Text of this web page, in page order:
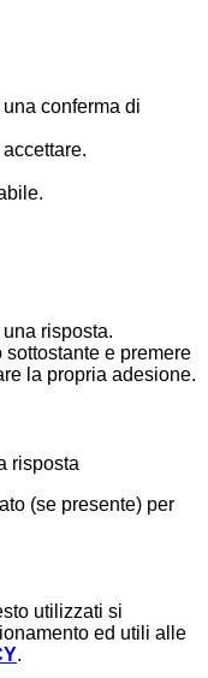
conferma di
risposta.
e premere
la propria adesione.
risposta
(se presente) per
utilizzati si
ed utili alle
.